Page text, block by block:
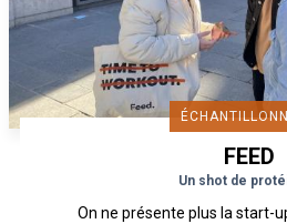
FEED
Un shot de
On ne présente plus la start-